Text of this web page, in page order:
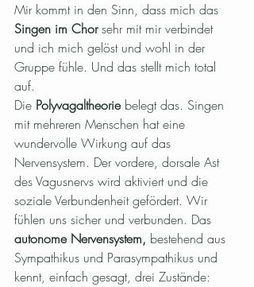
Mir kommt in den Sinn, dass mich das
Singen im Chor sehr mit mir verbindet
und ich mich gelöst und wohl in der
Gruppe fühle. Und das stellt mich total
auf.
Die Polyvagaltheorie belegt das. Singen
mit mehreren Menschen hat eine
wundervolle Wirkung auf das
Nervensystem. Der vordere, dorsale Ast
des Vagusnervs wird aktiviert und die
soziale Verbundenheit gefördert. Wir
fühlen uns sicher und verbunden. Das
autonome Nervensystem, bestehend aus
Sympathikus und Parasympathikus und
kennt, einfach gesagt, drei Zustände: